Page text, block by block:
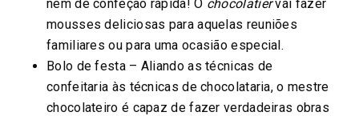
nem de confeção rápida! O chocolatiervai fazer
mousses deliciosas para aquelas reuniões
familiares ou para uma ocasião especial.
Bolo de festa – Aliando as técnicas de
confeitaria às técnicas de chocolataria, o mestre
chocolateiro é capaz de fazer verdadeiras obras